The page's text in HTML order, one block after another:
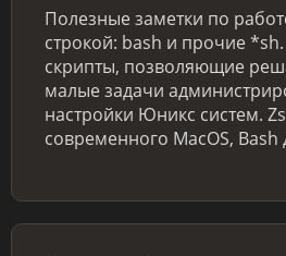
Полезные заметки по
строкой: bash и прочие
скрипты, позволяющие
малые задачи
настройки Юникс систем.
современного MacOS, Bash